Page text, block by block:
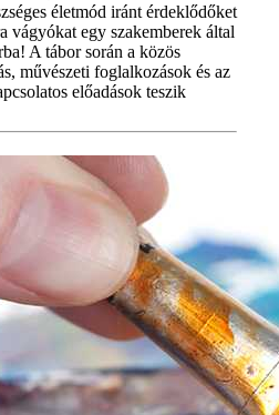
életmód iránt érdeklődőket
vágyókat egy szakemberek által
A tábor során a közös
művészeti foglalkozások és az
előadások teszik